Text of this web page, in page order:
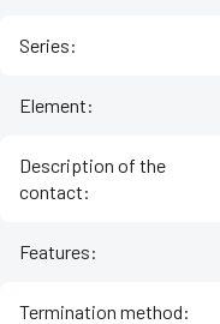
Series:
Element:
Description of the
contact:
Features:
Termination method: